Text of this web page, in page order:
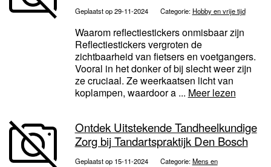
Geplaatst op 29-11-2024 Categorie: Hobby en vrije tijd
Waarom reflectiestickers onmisbaar zijn
Reflectiestickers vergroten de
zichtbaarheid van fietsers en voetgangers.
Vooral in het donker of bij slecht weer zijn
ze cruciaal. Ze weerkaatsen licht van
koplampen, waardoor a ... Meer lezen
Ontdek Uitstekende Tandheelkundige
Zorg bij Tandartspraktijk Den Bosch
Geplaatst op 15-11-2024 Categorie:Mens en